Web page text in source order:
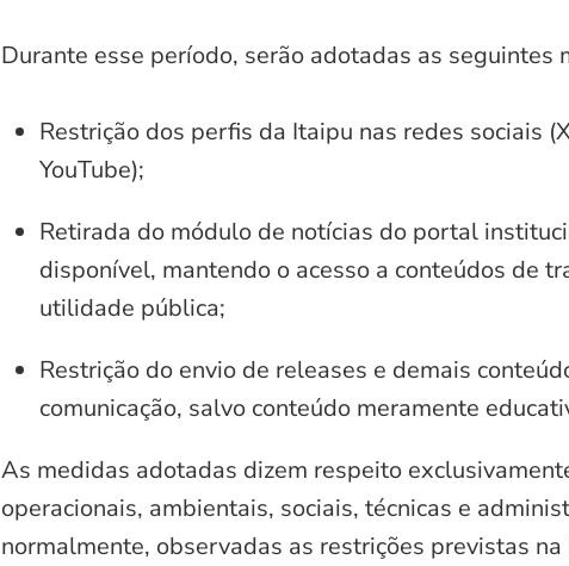
Durante esse período, serão adotadas as seguintes
Restrição dos perfis da Itaipu nas redes sociais
YouTube);
Retirada do módulo de notícias do portal
disponível, mantendo o acesso a conteúdos de
utilidade pública;
Restrição do envio de releases e demais
comunicação, salvo conteúdo meramente
As medidas adotadas dizem respeito
operacionais, ambientais, sociais, técnicas e
normalmente, observadas as restrições previstas